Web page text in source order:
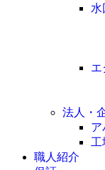
水
エ
法人・
ア
工
職人紹介